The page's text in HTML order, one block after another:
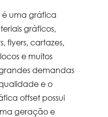
é umagráfica
gráficos,
flyers, cartazes,
e muitos
demandas
e o
offset possui
geração e